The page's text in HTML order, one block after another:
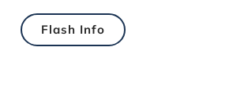
Flash Info